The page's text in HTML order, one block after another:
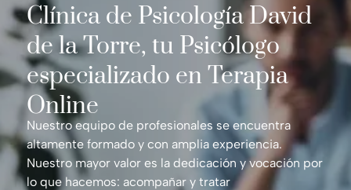
Clínica de Psicología David
de la Torre, tu Psicólogo
especializado en Terapia
Online
Nuestro equipo de profesionales se encuentra
altamente formado y con amplia experiencia.
Nuestro mayor valor es la dedicación y vocación por
lo que hacemos: acompañar y tratar